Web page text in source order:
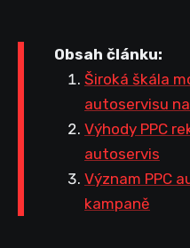
Obsah článku:
Široká škála
autoservisu
Výhody PPC
autoservis
Význam PPC
kampaně